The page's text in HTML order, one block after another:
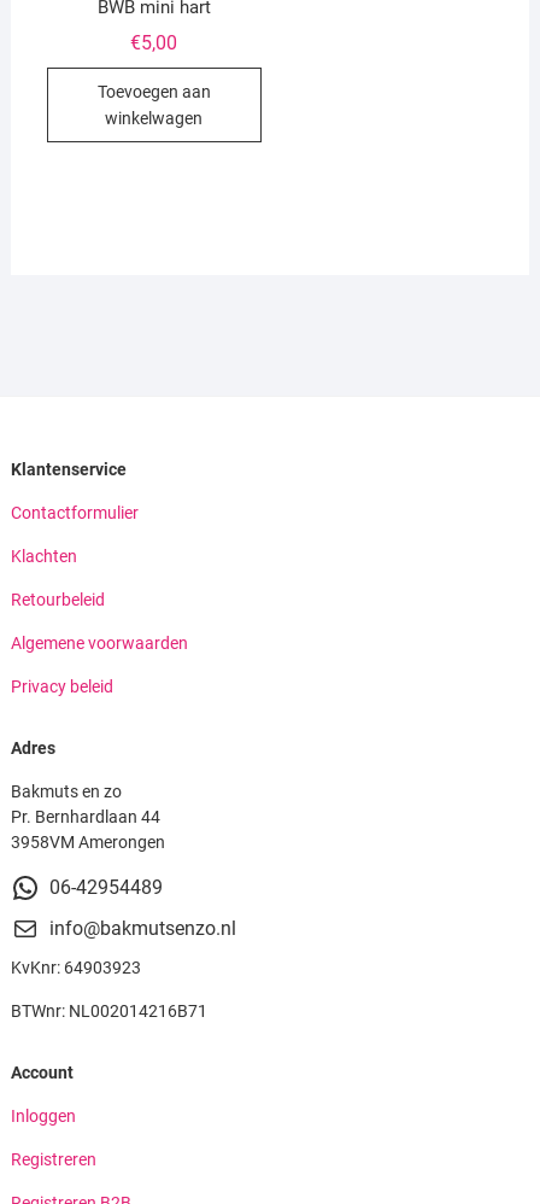
BWB mini hart
€5,00
Toevoegen aan
winkelwagen
Klantenservice
Contactformulier
Klachten
Retourbeleid
Algemene voorwaarden
Privacy beleid
Adres
Bakmuts en zo
Pr. Bernhardlaan 44
3958VM Amerongen
06-42954489
info@bakmutsenzo.nl
KvKnr: 64903923
BTWnr: NL002014216B71
Account
Inloggen
Registreren